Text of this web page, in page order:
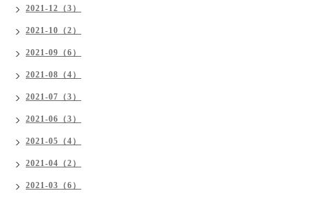
2021-12（3）
2021-10（2）
2021-09（6）
2021-08（4）
2021-07（3）
2021-06（3）
2021-05（4）
2021-04（2）
2021-03（6）